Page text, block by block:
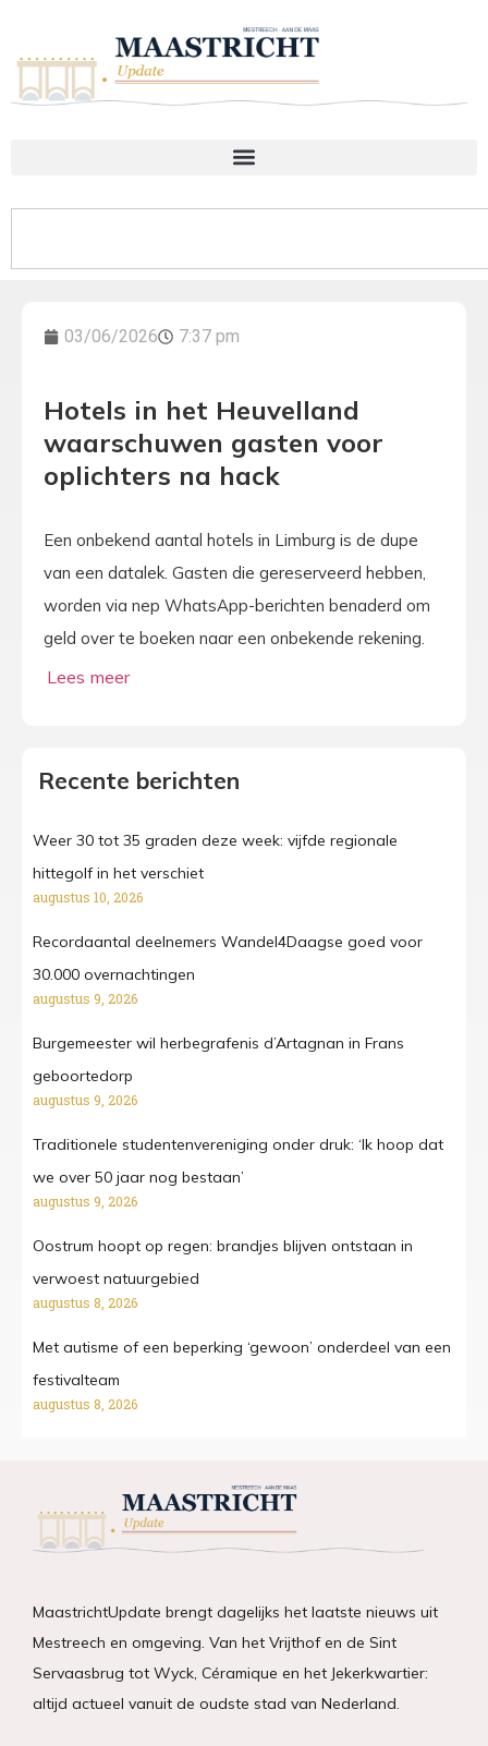
03/06/2026 7:37 pm
Hotels in het Heuvelland
waarschuwen gasten voor
oplichters na hack
Een onbekend aantal hotels in Limburg is de dupe
van een datalek. Gasten die gereserveerd hebben,
worden via nep WhatsApp-berichten benaderd om
geld over te boeken naar een onbekende rekening.
Recente berichten
Weer 30 tot 35 graden deze week: vijfde regionale
hittegolf in het verschiet
augustus 10, 2026
Recordaantal deelnemers Wandel4Daagse goed voor
30.000 overnachtingen
augustus 9, 2026
Burgemeester wil herbegrafenis d’Artagnan in Frans
geboortedorp
augustus 9, 2026
Traditionele studentenvereniging onder druk: ‘Ik hoop dat
we over 50 jaar nog bestaan’
augustus 9, 2026
Oostrum hoopt op regen: brandjes blijven ontstaan in
verwoest natuurgebied
augustus 8, 2026
Met autisme of een beperking ‘gewoon’ onderdeel van een
festivalteam
augustus 8, 2026
MaastrichtUpdate brengt dagelijks het laatste nieuws uit
Mestreech en omgeving. Van het Vrijthof en de Sint
Servaasbrug tot Wyck, Céramique en het Jekerkwartier:
altijd actueel vanuit de oudste stad van Nederland.